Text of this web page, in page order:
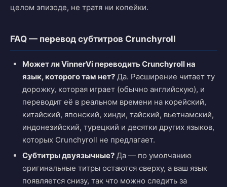
целом эпизоде, не тратя ни копейки.
FAQ — перевод субтитров Crunchyroll
Может ли VinnerVi переводить Crunchyroll на
язык, которого там нет? Да. Расширение читает ту
дорожку, которая играет (обычно английскую), и
переводит её в реальном времени на корейский,
китайский, японский, хинди, тайский, вьетнамский,
индонезийский, турецкий и десятки других языков,
которых Crunchyroll не предлагает.
Субтитры двуязычные? Да — по умолчанию
оригинальные титры остаются сверху, а ваш язык
появляется снизу, так что можно следить за